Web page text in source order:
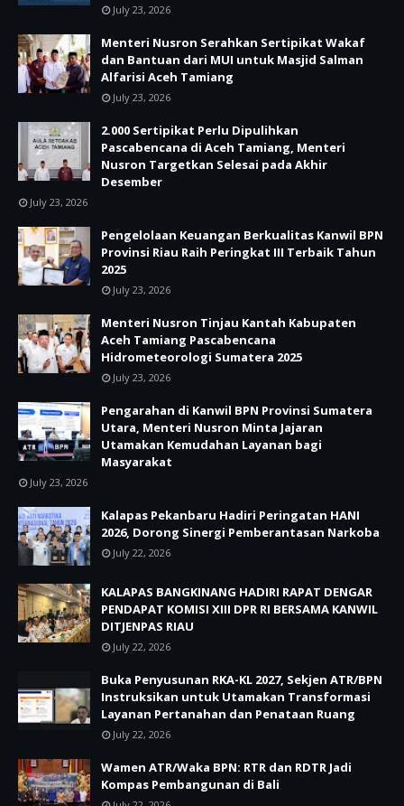
July 23, 2026
Menteri Nusron Serahkan Sertipikat Wakaf
dan Bantuan dari MUI untuk Masjid Salman
Alfarisi Aceh Tamiang
July 23, 2026
2.000 Sertipikat Perlu Dipulihkan
Pascabencana di Aceh Tamiang, Menteri
Nusron Targetkan Selesai pada Akhir
Desember
July 23, 2026
Pengelolaan Keuangan Berkualitas Kanwil BPN
Provinsi Riau Raih Peringkat III Terbaik Tahun
2025
July 23, 2026
Menteri Nusron Tinjau Kantah Kabupaten
Aceh Tamiang Pascabencana
Hidrometeorologi Sumatera 2025
July 23, 2026
Pengarahan di Kanwil BPN Provinsi Sumatera
Utara, Menteri Nusron Minta Jajaran
Utamakan Kemudahan Layanan bagi
Masyarakat
July 23, 2026
Kalapas Pekanbaru Hadiri Peringatan HANI
2026, Dorong Sinergi Pemberantasan Narkoba
July 22, 2026
KALAPAS BANGKINANG HADIRI RAPAT DENGAR
PENDAPAT KOMISI XIII DPR RI BERSAMA KANWIL
DITJENPAS RIAU
July 22, 2026
Buka Penyusunan RKA-KL 2027, Sekjen ATR/BPN
Instruksikan untuk Utamakan Transformasi
Layanan Pertanahan dan Penataan Ruang
July 22, 2026
Wamen ATR/Waka BPN: RTR dan RDTR Jadi
Kompas Pembangunan di Bali